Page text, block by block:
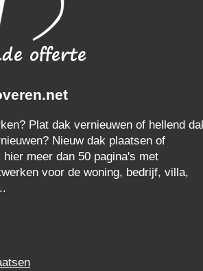
Plat dak vernieuwen of hellend
Nieuw dak plaatsen of
meer dan 50 pagina's met
voor de woning, bedrijf, villa,